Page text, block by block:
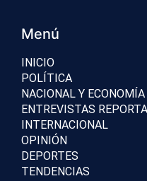
Menú
INICIO
POLÍTICA
NACIONAL Y ECONOMÍA
ENTREVISTAS
INTERNACIONAL
OPINIÓN
DEPORTES
TENDENCIAS